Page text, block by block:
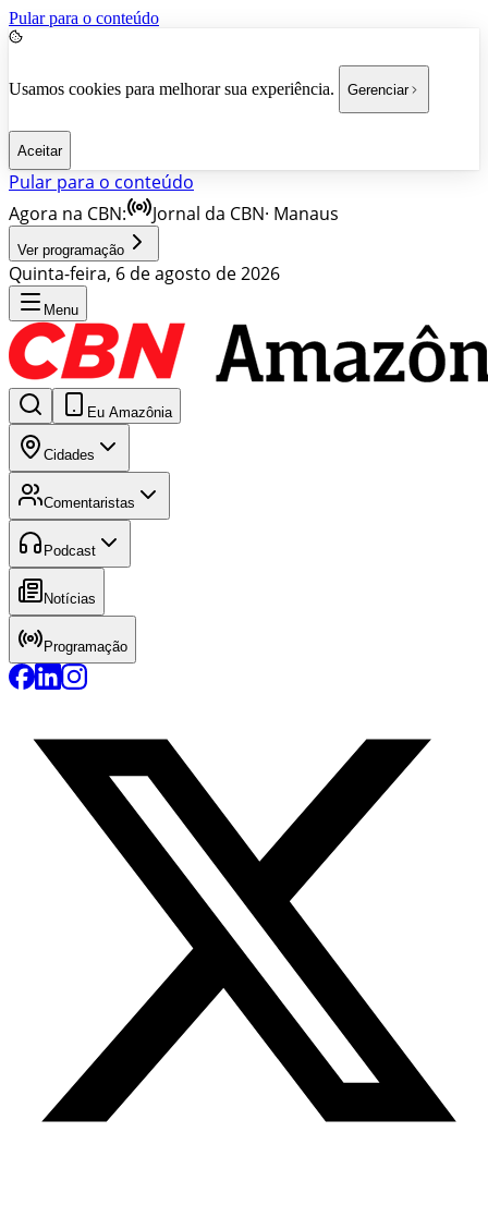
Pular para o conteúdo
Usamos cookies para melhorar sua experiência. Gerenciar
Aceitar
Pular para o conteúdo
Agora na CBN:
Jornal da CBN· Manaus
Ver programação
Quinta-feira, 6 de agosto de 2026
Menu
Eu Amazônia
Cidades
Comentaristas
Podcast
Notícias
Programação